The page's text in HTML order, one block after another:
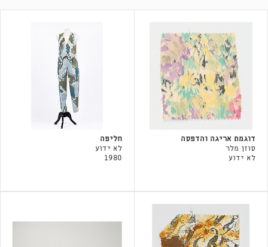
דוגמת אריגה והדפסה
סוזן מלר
לא ידוע
חליפה
לא ידוע
1980